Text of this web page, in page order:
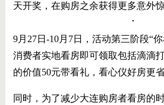
天开奖，在购房之余获得更多意外惊
9月27日-10月7日，活动第三阶段“
消费者实地看房即可领取包括滴滴
的价值50元带看礼，看心仪好房更省
同时，为了减少大连购房者看房的